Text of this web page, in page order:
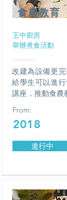
​食農教育
​王中廚房
舉辦煮食活動
改建為設備更
給學生可以進
講座，推動食農
From:
2018
進行中